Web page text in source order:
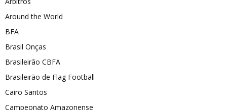
Around the World
BFA
Brasil Onças
Brasileirão CBFA
Brasileirão de Flag Football
Cairo Santos
Campeonato Amazonense